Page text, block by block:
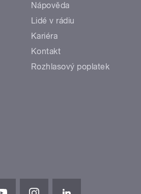
Nápověda
Lidé v rádiu
Kariéra
Kontakt
Rozhlasový poplatek